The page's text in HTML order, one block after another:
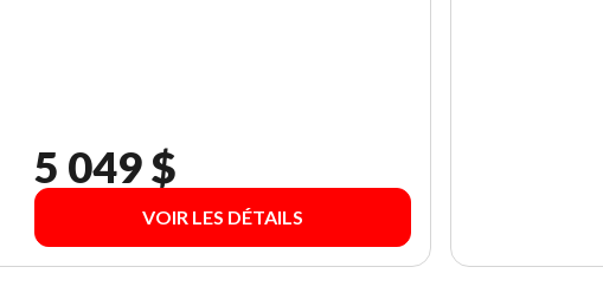
5 049 $
VOIR LES DÉTAILS